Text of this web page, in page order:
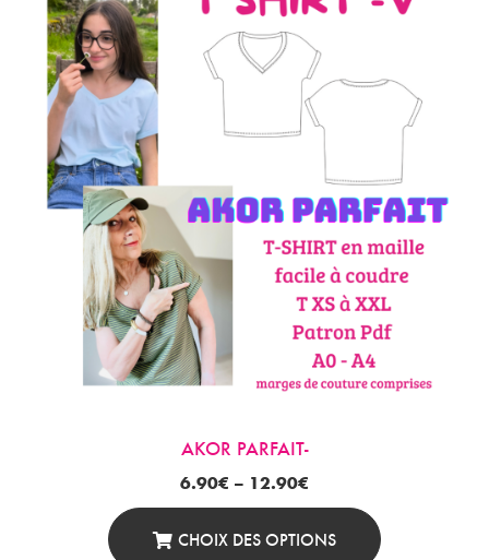
Les
Options
Peuvent
La
Page
Produit
AKOR PARFAIT-
6.90€ – 12.90€
CHOIX DES OPTIONS